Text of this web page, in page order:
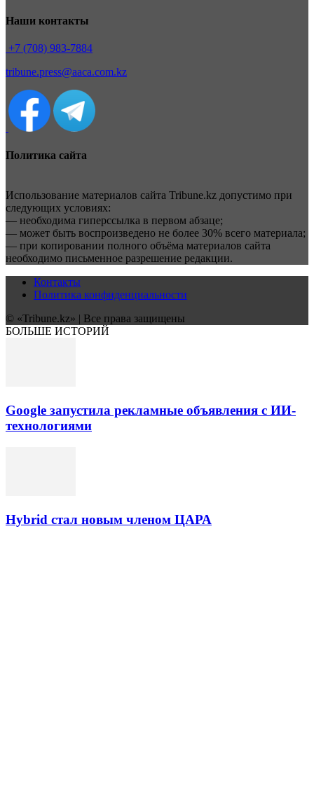
Наши контакты
+7 (708) 983-7884
tribune.press@aaca.com.kz
Политика сайта
Использование материалов сайта Tribune.kz допустимо при
следующих условиях:
— необходима гиперссылка в первом абзаце;
— может быть воспроизведено не более 30% всего материала;
— при копировании полного объёма материалов сайта
необходимо письменное разрешение редакции.
Контакты
Политика конфиденциальности
© «Tribune.kz» | Все права защищены
БОЛЬШЕ ИСТОРИЙ
Google запустила рекламные объявления с ИИ-
технологиями
Hybrid стал новым членом ЦАРА